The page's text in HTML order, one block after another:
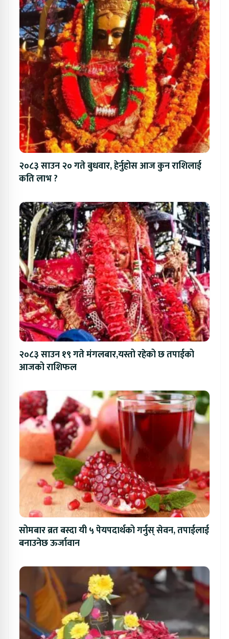
२०८३ साउन २० गते बुधवार, हेर्नुहोस आज कुन राशिलाई
कति लाभ ?
२०८३ साउन १९ गते मंगलबार,यस्तो रहेको छ तपाईको
आजको राशिफल
सोमबार ब्रत बस्दा यी ५ पेयपदार्थको गर्नुस् सेवन, तपाईलाई
बनाउनेछ ऊर्जावान